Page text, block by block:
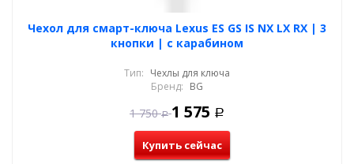
Чехол для смарт-ключа Lexus ES GS IS NX LX RX | 3
кнопки | с карабином
Тип: Чехлы для ключа
Бренд: BG
1 750 Р 1 575 Р
Купить сейчас